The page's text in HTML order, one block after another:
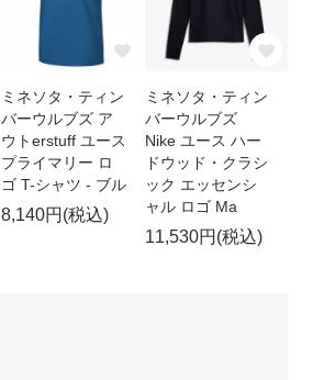
ミネソタ・ティン
バーウルブズ ア
ウトerstuff ユース
プライマリー ロ
ゴ T-シャツ - ブル
8,140円(税込)
ミネソタ・ティン
バーウルブズ
Nike ユース ハー
ドウッド・クラシ
ック エッセンシ
ャル ロゴ Ma
11,530円(税込)